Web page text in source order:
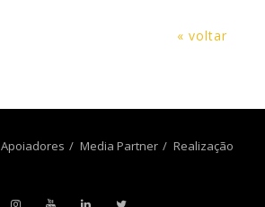
« voltar
Apoiadores Media Partner Realização